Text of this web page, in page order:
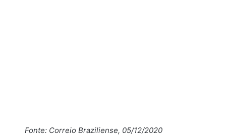
Fonte: Correio Braziliense, 05/12/2020